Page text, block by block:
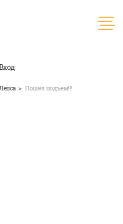
Пошел подъем!!!